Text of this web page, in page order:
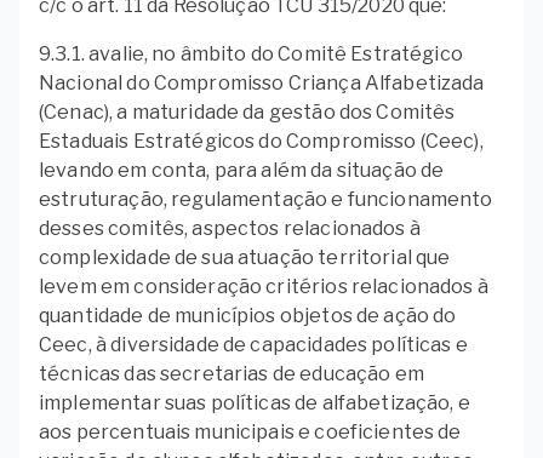
c/c o art. 11 da Resolução TCU 315/2020 que:
9.3.1. avalie, no âmbito do Comitê Estratégico
Nacional do Compromisso Criança Alfabetizada
(Cenac), a maturidade da gestão dos Comitês
Estaduais Estratégicos do Compromisso (Ceec),
levando em conta, para além da situação de
estruturação, regulamentação e funcionamento
desses comitês, aspectos relacionados à
complexidade de sua atuação territorial que
levem em consideração critérios relacionados à
quantidade de municípios objetos de ação do
Ceec, à diversidade de capacidades políticas e
técnicas das secretarias de educação em
implementar suas políticas de alfabetização, e
aos percentuais municipais e coeficientes de